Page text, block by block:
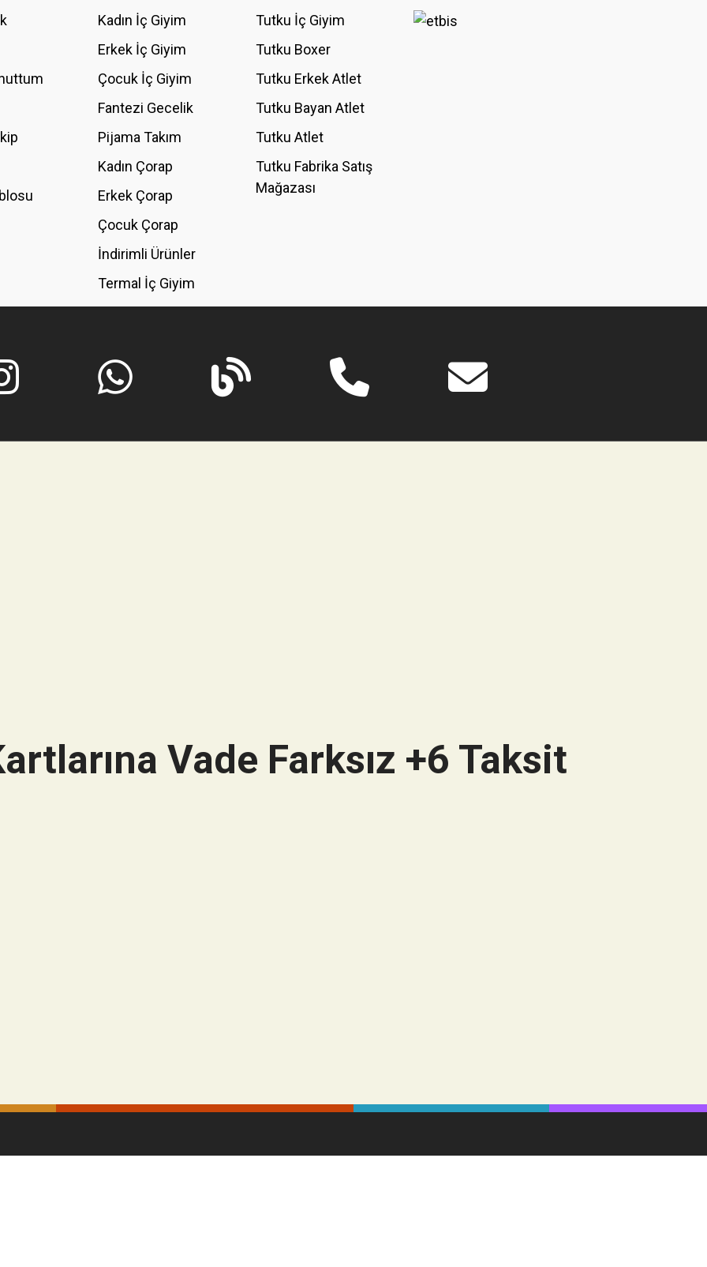
Kadın İç Giyim
Erkek İç Giyim
Çocuk İç Giyim
Fantezi Gecelik
Pijama Takım
Kadın Çorap
Erkek Çorap
Çocuk Çorap
İndirimli Ürünler
Termal İç Giyim
Tutku İç Giyim
Tutku Boxer
Tutku Erkek Atlet
Tutku Bayan Atlet
Tutku Atlet
Tutku Fabrika Satış
Mağazası
Vade Farksız +6 Taksit